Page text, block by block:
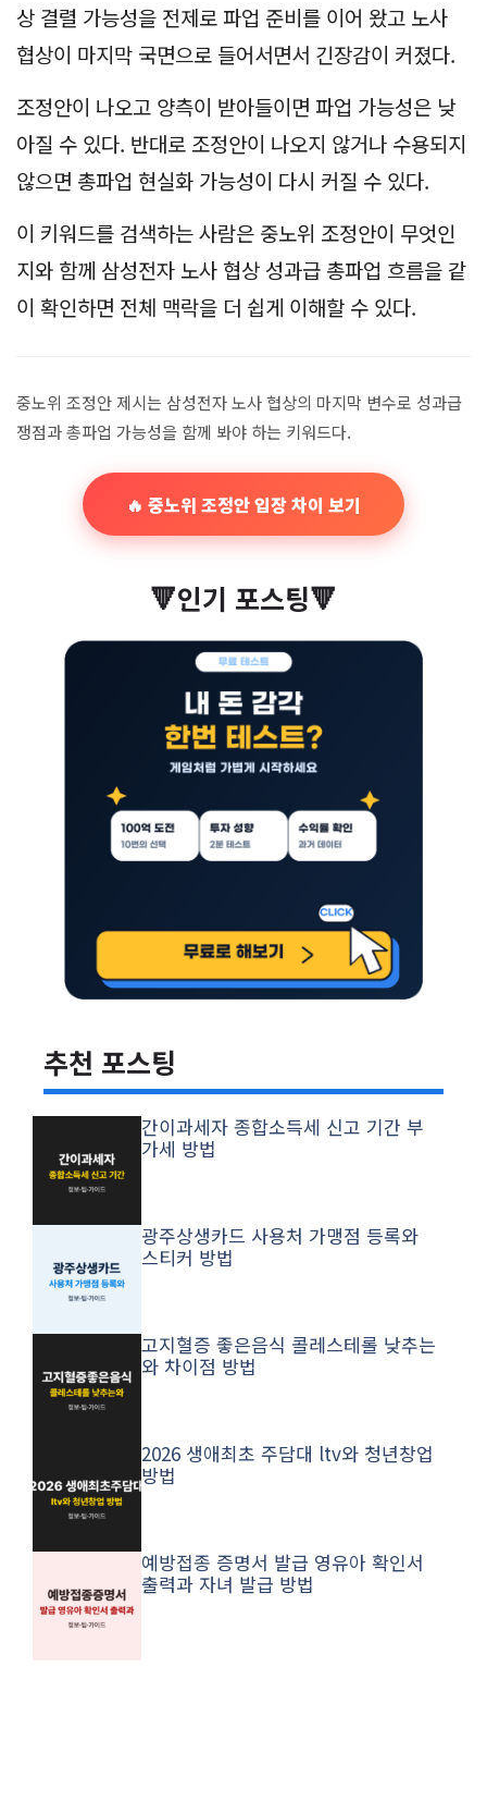
상 결렬 가능성을 전제로 파업 준비를 이어 왔고 노사
협상이 마지막 국면으로 들어서면서 긴장감이 커졌다.
조정안이 나오고 양측이 받아들이면 파업 가능성은 낮
아질 수 있다. 반대로 조정안이 나오지 않거나 수용되지
않으면 총파업 현실화 가능성이 다시 커질 수 있다.
이 키워드를 검색하는 사람은 중노위 조정안이 무엇인
지와 함께 삼성전자 노사 협상 성과급 총파업 흐름을 같
이 확인하면 전체 맥락을 더 쉽게 이해할 수 있다.
중노위 조정안 제시는 삼성전자 노사 협상의 마지막 변수로 성과급
쟁점과 총파업 가능성을 함께 봐야 하는 키워드다.
🔥 중노위 조정안 입장 차이 보기
🔻인기 포스팅🔻
추천 포스팅
간이과세자 종합소득세 신고 기간 부
가세 방법
광주상생카드 사용처 가맹점 등록와
스티커 방법
고지혈증 좋은음식 콜레스테롤 낮추는
와 차이점 방법
2026 생애최초 주담대 ltv와 청년창업
방법
예방접종 증명서 발급 영유아 확인서
출력과 자녀 발급 방법